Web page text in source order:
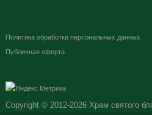
Политика обработки персональных данных
Публичная оферта
Copyright © 2012-2026 Храм святого